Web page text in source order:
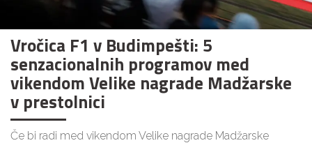
Vročica F1 v Budimpešti: 5
senzacionalnih programov med
vikendom Velike nagrade Madžarske
v prestolnici
Če bi radi med vikendom Velike nagrade Madžarske